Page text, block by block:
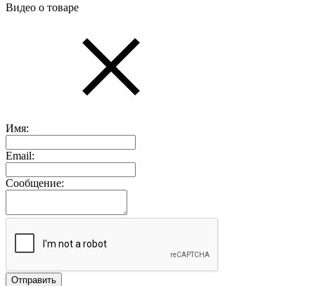
Видео о товаре
Имя:
Email:
Сообщение: